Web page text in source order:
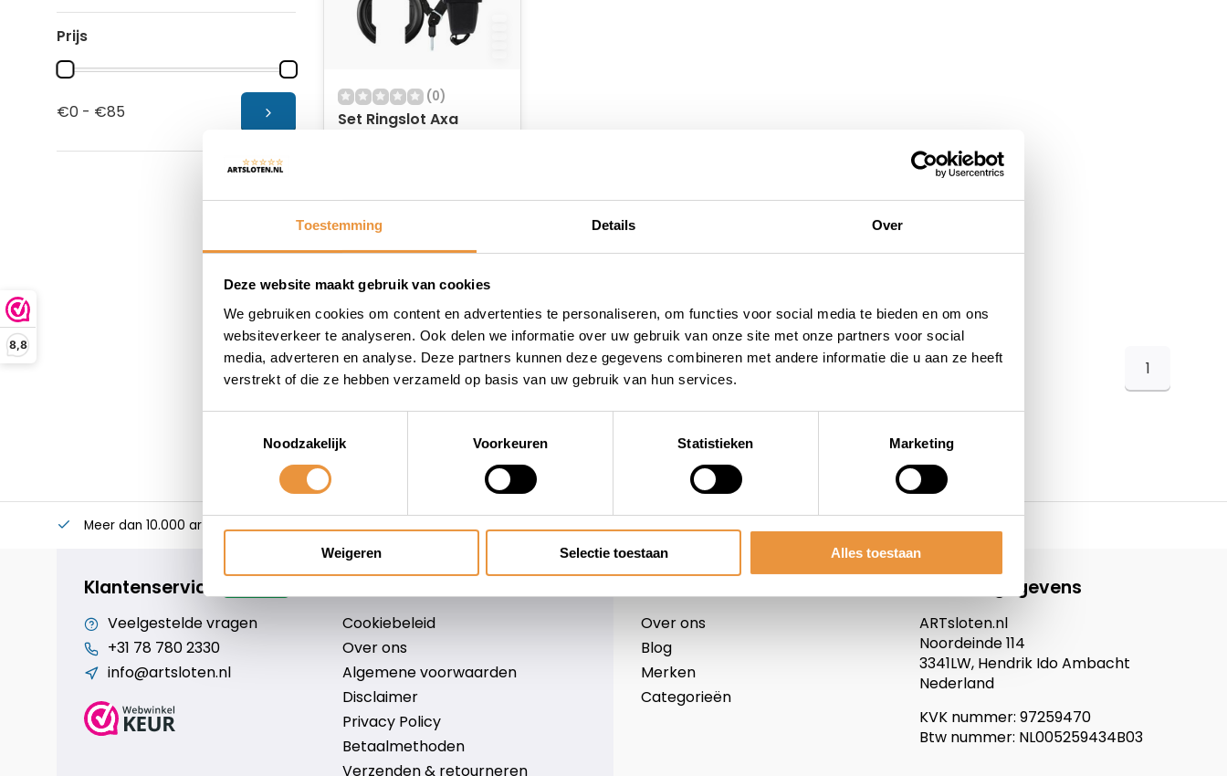
Toestemming Details Over
Deze website maakt gebruik van cookies
We gebruiken cookies om content en advertenties te personaliseren, om functies voor social media te bieden en om ons
websiteverkeer te analyseren. Ook delen we informatie over uw gebruik van onze site met onze partners voor social
media, adverteren en analyse. Deze partners kunnen deze gegevens combineren met andere informatie die u aan ze heeft
verstrekt of die ze hebben verzameld op basis van uw gebruik van hun services.
Noodzakelijk
Voorkeuren Statistieken Marketing
Weigeren Selectie toestaan Alles toestaan
8,8
Prijs
€0 - €85
(0)
Set Ringslot Axa
zwart
81,95
1
Meer dan 10.000 artikelen Alles voor uw tweewieler Snelle levering Niet goed = geld terug
Klantenservice
Veelgestelde vragen
+31 78 780 2330
info@artsloten.nl
Cookiebeleid
Over ons
Algemene voorwaarden
Disclaimer
Privacy Policy
Betaalmethoden
Verzenden & retourneren
Over ons
Blog
Merken
Categorieën
Contactgegevens
ARTsloten.nl
Noordeinde 114
3341LW, Hendrik Ido Ambacht
Nederland
KVK nummer: 97259470
Btw nummer: NL005259434B03